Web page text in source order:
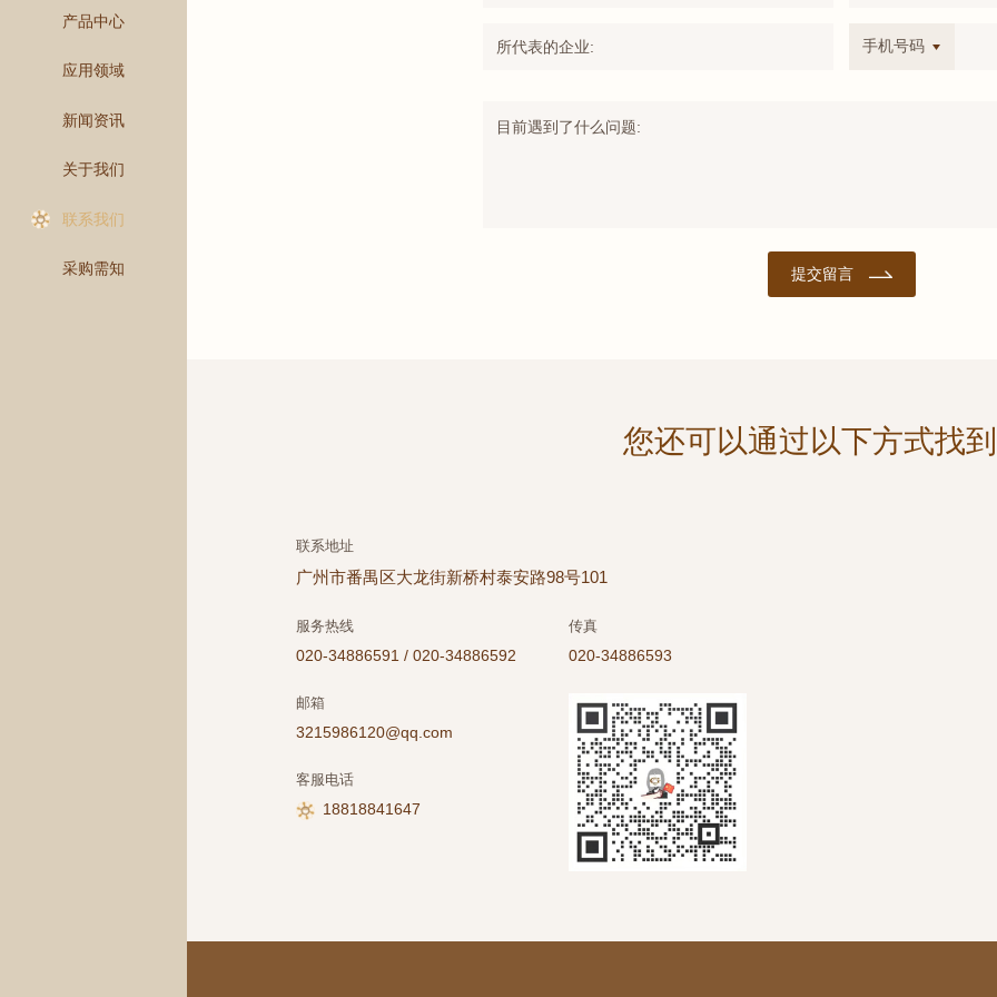
产品中心
应用领域
新闻资讯
关于我们
联系我们
采购需知
所代表的企业: 手机号码
目前遇到了什么问题:
您还可以通过以下方式找
联系地址
广州市番禺区大龙街新桥村泰安路98号101
服务热线
020-34886591 / 020-34886592
传真
020-34886593
邮箱
3215986120@qq.com
客服电话
18818841647